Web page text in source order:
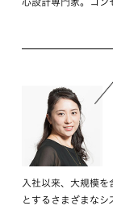
入社以来、大規模
とするさまざまなシ